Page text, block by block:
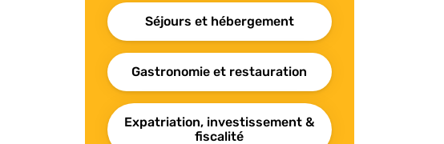
Séjours et hébergement
Gastronomie et restauration
Expatriation, investissement &
fiscalité